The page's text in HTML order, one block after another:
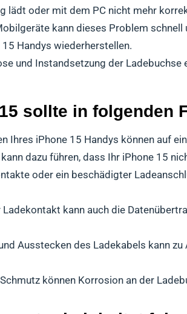
lädt oder mit dem PC nicht mehr
kann dieses Problem schnell
Handys wiederherstellen.
und Instandsetzung der Ladebuchse
sollte in folgenden
Ihres iPhone 15 Handys können auf
dazu führen, dass Ihr iPhone 15
oder ein beschädigter
kann auch die
Ausstecken des Ladekabels kann
können Korrosion an der